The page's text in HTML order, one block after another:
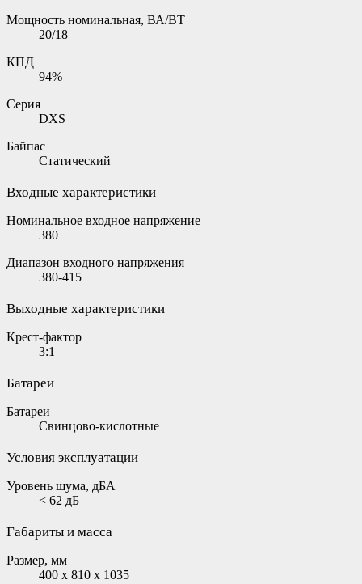
Мощность номинальная, ВА/ВТ
20/18
КПД
94%
Серия
DXS
Байпас
Статический
Входные характеристики
Номинальное входное напряжение
380
Диапазон входного напряжения
380-415
Выходные характеристики
Крест-фактор
3:1
Батареи
Батареи
Свинцово-кислотные
Условия эксплуатации
Уровень шума, дБА
< 62 дБ
Габариты и масса
Размер, мм
400 x 810 x 1035